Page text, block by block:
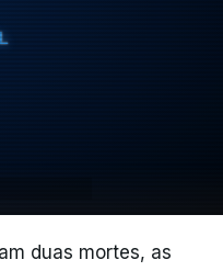
duas mortes, as